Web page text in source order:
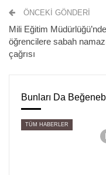
*AKP bu yasa
Durum gerçekten
Bu kesinlikle doğru bir
tez. Çünkü gerçekten
getirdikleri
“Aralarında şu kadar
mağduriyet varsa”
de elbette rızanın
ÖNCEKI GÖNDERI
Mili Eğitim
öğrencilere sabah
çağrısı
Bunları Da
TÜM HABERLER